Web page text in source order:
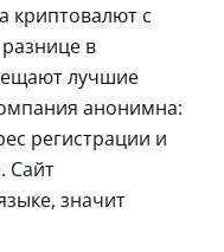
криптовалют с
в
лучшие
анонимна:
регистрации и
Сайт
значит